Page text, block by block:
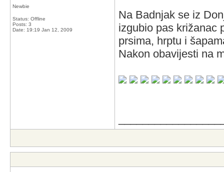
Newbie
Status: Offline
Posts: 3
Date: 19:19 Jan 12, 2009
Na Badnjak se iz
izgubio pas križanac
prsima, hrptu i
Nakon obavijesti na